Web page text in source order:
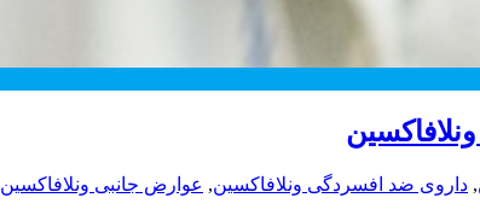
, داروی ضد افسردگی ونلافاکسین, عوارض جانبی ونلافاکسین